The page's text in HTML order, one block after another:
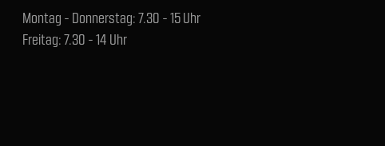
Montag - Donnerstag: 7.30 - 15 Uhr
Freitag: 7.30 - 14 Uhr